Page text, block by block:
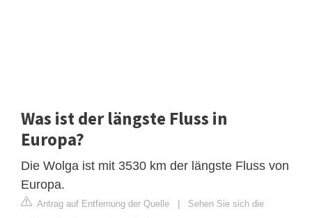
Was ist der längste Fluss in
Europa?
Die Wolga ist mit 3530 km der längste Fluss von
Europa.
Antrag auf Entfernung der Quelle
Sehen Sie sich die